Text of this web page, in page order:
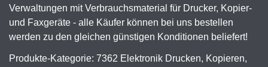
Verwaltungen mit Verbrauchsmaterial für Drucker, Kopier-
und Faxgeräte - alle Käufer können bei uns bestellen
werden zu den gleichen günstigen Konditionen beliefert!
Produkte-Kategorie: 7362 Elektronik Drucken, Kopieren,